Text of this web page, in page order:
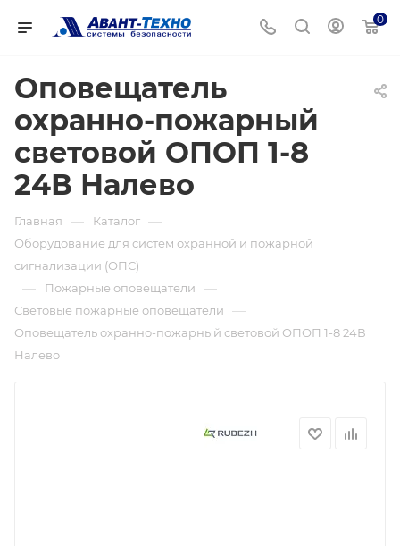
0
Оповещатель
охранно-пожарный
световой ОПОП 1-8
24В Налево
Главная — Каталог —
Оборудование для систем охранной и пожарной
сигнализации (ОПС)
— Пожарные оповещатели —
Световые пожарные оповещатели —
Оповещатель охранно-пожарный световой ОПОП 1-8 24В
Налево